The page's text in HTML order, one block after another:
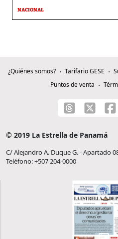
NACIONAL
¿Quiénes somos? Tarifario GESE
Puntos de venta
© 2019 La Estrella de Panamá
C/ Alejandro A. Duque G. - Apartado
Teléfono: +507 204-0000